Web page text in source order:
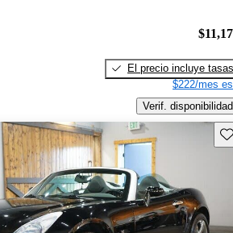
El precio incluye tasas
$222/mes
Verif. disponibilidad